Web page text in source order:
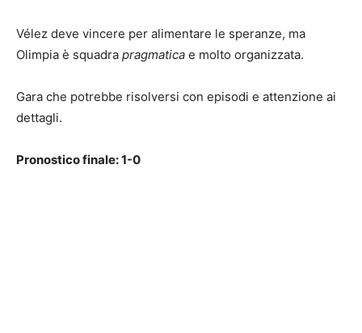
Vélez deve vincere per alimentare le speranze, ma
Olimpia è squadra pragmatica e molto organizzata.
Gara che potrebbe risolversi con episodi e attenzione ai
dettagli.
Pronostico finale: 1-0